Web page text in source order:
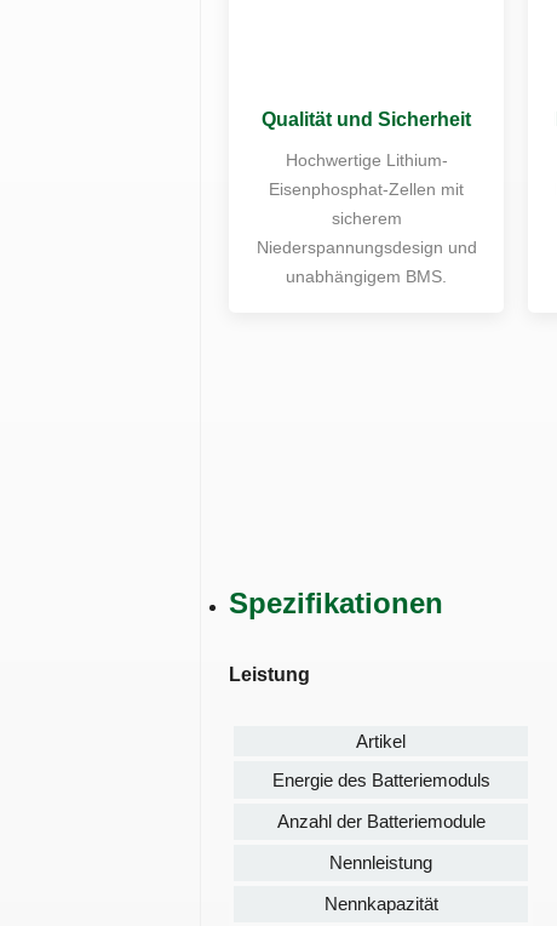
Qualität und Sicherheit
Hochwertige Lithium-
Eisenphosphat-Zellen mit
sicherem
Niederspannungsdesign und
unabhängigem BMS.
Spezifikationen
Leistung
Artikel
Energie des Batteriemoduls
Anzahl der Batteriemodule
Nennleistung
Nennkapazität